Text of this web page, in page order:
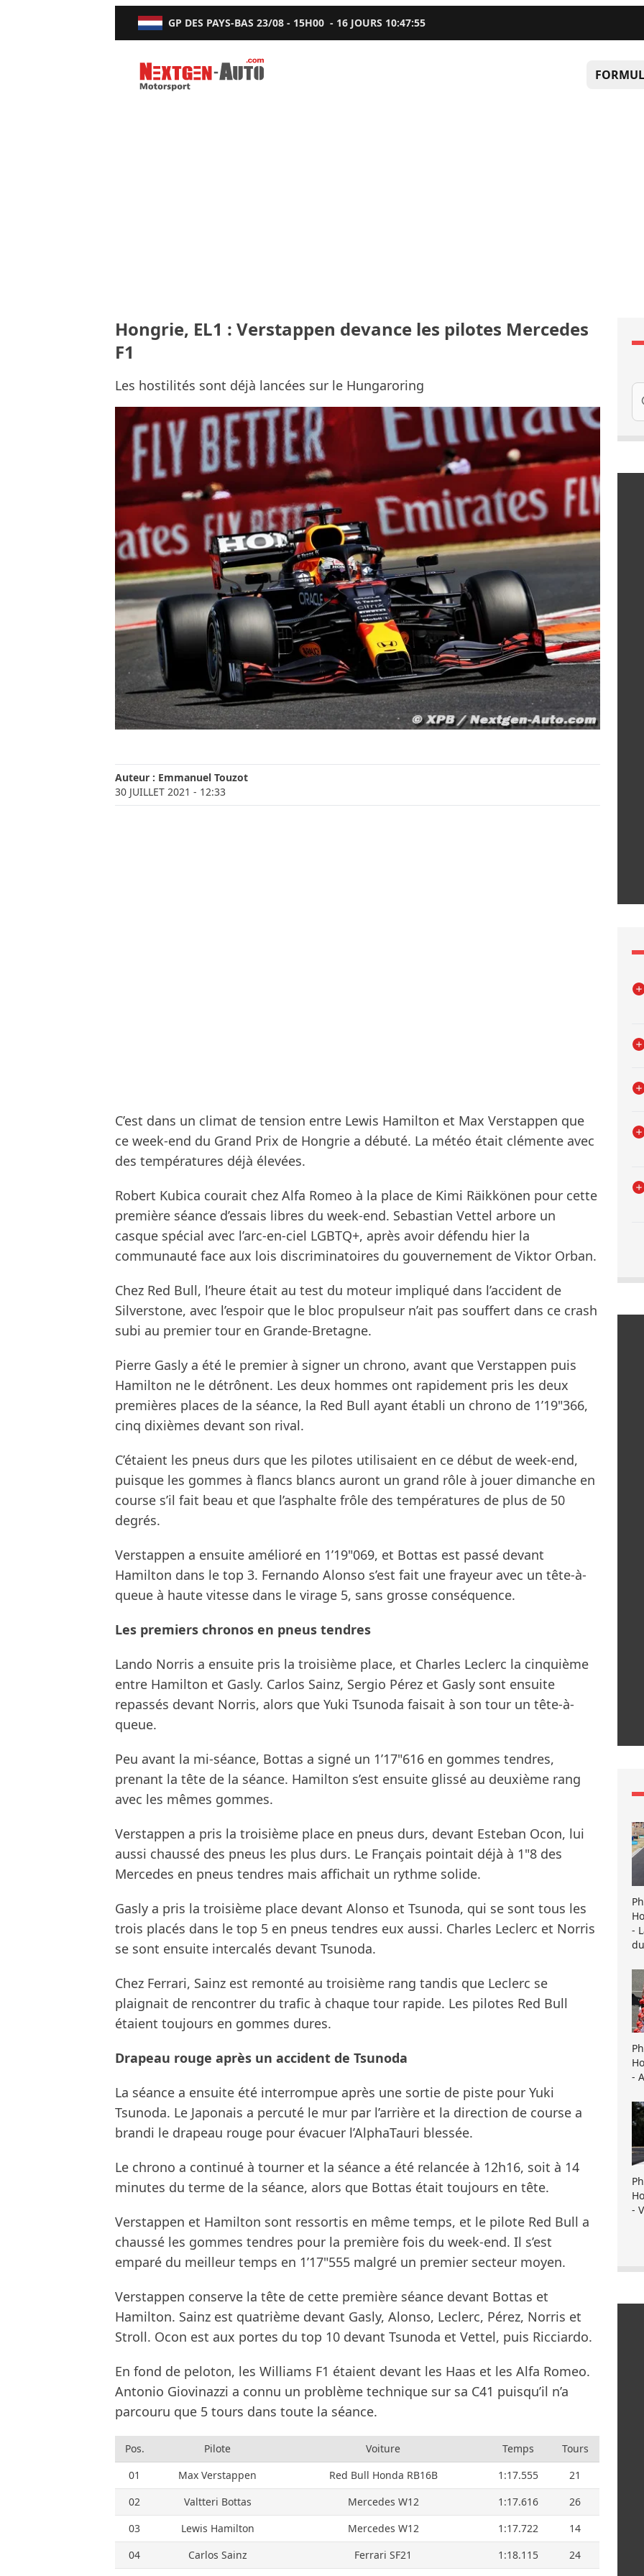
GP DES PAYS-BAS 23/08 - 15H00 - 16 JOURS 10:47:54
Nextgen-Auto.com
Hongrie, EL1 : Verstappen devance les pilotes Mercedes
F1
Les hostilités sont déjà lancées sur le Hungaroring
Auteur : Emmanuel Touzot
30 JUILLET 2021 - 12:33
C’est dans un climat de tension entre Lewis Hamilton et Max Verstappen que
ce week-end du Grand Prix de Hongrie a débuté. La météo était clémente avec
des températures déjà élevées.
Robert Kubica courait chez Alfa Romeo à la place de Kimi Räikkönen pour cette
première séance d’essais libres du week-end. Sebastian Vettel arbore un
casque spécial avec l’arc-en-ciel LGBTQ+, après avoir défendu hier la
communauté face aux lois discriminatoires du gouvernement de Viktor Orban.
Chez Red Bull, l’heure était au test du moteur impliqué dans l’accident de
Silverstone, avec l’espoir que le bloc propulseur n’ait pas souffert dans ce crash
subi au premier tour en Grande-Bretagne.
Pierre Gasly a été le premier à signer un chrono, avant que Verstappen puis
Hamilton ne le détrônent. Les deux hommes ont rapidement pris les deux
premières places de la séance, la Red Bull ayant établi un chrono de 1’19"366,
cinq dixièmes devant son rival.
C’étaient les pneus durs que les pilotes utilisaient en ce début de week-end,
puisque les gommes à flancs blancs auront un grand rôle à jouer dimanche en
course s’il fait beau et que l’asphalte frôle des températures de plus de 50
degrés.
Verstappen a ensuite amélioré en 1’19"069, et Bottas est passé devant
Hamilton dans le top 3. Fernando Alonso s’est fait une frayeur avec un tête-à-
queue à haute vitesse dans le virage 5, sans grosse conséquence.
Les premiers chronos en pneus tendres
Lando Norris a ensuite pris la troisième place, et Charles Leclerc la cinquième
entre Hamilton et Gasly. Carlos Sainz, Sergio Pérez et Gasly sont ensuite
repassés devant Norris, alors que Yuki Tsunoda faisait à son tour un tête-à-
queue.
Peu avant la mi-séance, Bottas a signé un 1’17"616 en gommes tendres,
prenant la tête de la séance. Hamilton s’est ensuite glissé au deuxième rang
avec les mêmes gommes.
Verstappen a pris la troisième place en pneus durs, devant Esteban Ocon, lui
aussi chaussé des pneus les plus durs. Le Français pointait déjà à 1"8 des
Mercedes en pneus tendres mais affichait un rythme solide.
Gasly a pris la troisième place devant Alonso et Tsunoda, qui se sont tous les
trois placés dans le top 5 en pneus tendres eux aussi. Charles Leclerc et Norris
se sont ensuite intercalés devant Tsunoda.
Chez Ferrari, Sainz est remonté au troisième rang tandis que Leclerc se
plaignait de rencontrer du trafic à chaque tour rapide. Les pilotes Red Bull
étaient toujours en gommes dures.
Drapeau rouge après un accident de Tsunoda
La séance a ensuite été interrompue après une sortie de piste pour Yuki
Tsunoda. Le Japonais a percuté le mur par l’arrière et la direction de course a
brandi le drapeau rouge pour évacuer l’AlphaTauri blessée.
Le chrono a continué à tourner et la séance a été relancée à 12h16, soit à 14
minutes du terme de la séance, alors que Bottas était toujours en tête.
Verstappen et Hamilton sont ressortis en même temps, et le pilote Red Bull a
chaussé les gommes tendres pour la première fois du week-end. Il s’est
emparé du meilleur temps en 1’17"555 malgré un premier secteur moyen.
Verstappen conserve la tête de cette première séance devant Bottas et
Hamilton. Sainz est quatrième devant Gasly, Alonso, Leclerc, Pérez, Norris et
Stroll. Ocon est aux portes du top 10 devant Tsunoda et Vettel, puis Ricciardo.
En fond de peloton, les Williams F1 étaient devant les Haas et les Alfa Romeo.
Antonio Giovinazzi a connu un problème technique sur sa C41 puisqu’il n’a
parcouru que 5 tours dans toute la séance.
Pos. Pilote Voiture Temps
Tours
01
Max Verstappen Red Bull Honda RB16B 1:17.555
21
02
Valtteri Bottas Mercedes W12 1:17.616
26
03
Lewis Hamilton Mercedes W12 1:17.722
14
04
Carlos Sainz Ferrari SF21 1:18.115
24
-
-
-